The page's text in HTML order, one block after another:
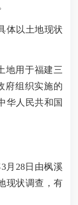
以土地现状
用于福建三
府组织实施的
华人民共和国
28日由枫溪
现状调查，有